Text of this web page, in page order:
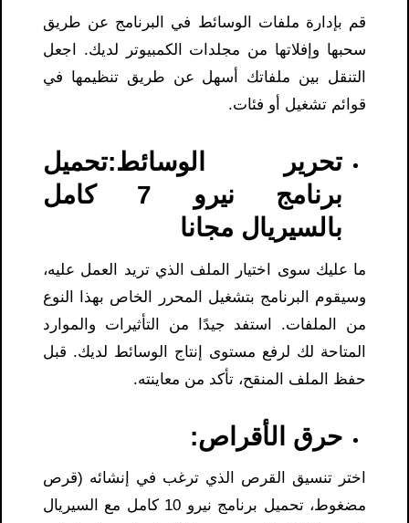
قم بإدارة ملفات الوسائط في البرنامج عن طريق
سحبها وإفلاتها من مجلدات الكمبيوتر لديك. اجعل
التنقل بين ملفاتك أسهل عن طريق تنظيمها في
قوائم تشغيل أو فئات.
تحرير الوسائط:تحميل
برنامج نيرو 7 كامل
بالسيريال مجانا
ما عليك سوى اختيار الملف الذي تريد العمل عليه،
وسيقوم البرنامج بتشغيل المحرر الخاص بهذا النوع
من الملفات. استفد جيدًا من التأثيرات والموارد
المتاحة لك لرفع مستوى إنتاج الوسائط لديك. قبل
حفظ الملف المنقح، تأكد من معاينته.
حرق الأقراص:
اختر تنسيق القرص الذي ترغب في إنشائه (قرص
مضغوط، تحميل برنامج نيرو 10 كامل مع السيريال